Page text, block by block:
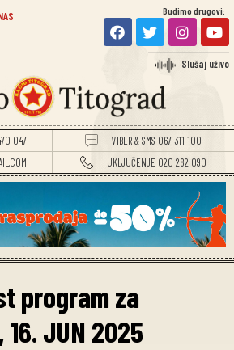
Budimo drugovi:
Slušaj uživo
047
VIBER & SMS 067 311 100
UKLJUČENJE 020 282 090
program za
JUN 2025